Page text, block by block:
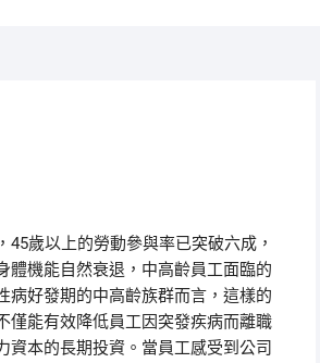
歲以上的勞動參與率已突破六成，
體機能自然衰退，中高齡員工面臨的
病好發期的中高齡族群而言，這樣的
僅能有效降低員工因突發疾病而離職
資本的長期投資。當員工感受到公司